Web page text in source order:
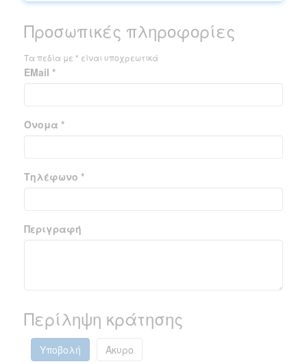
Προσωπικές πληροφορίες
Τα πεδία με * είναι υποχρεωτικά
EMail *
Όνομα *
Τηλέφωνο *
Περιγραφή
Περίληψη κράτησης
Υποβολή Άκυρο